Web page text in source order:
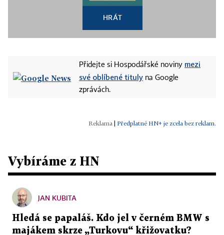
HRÁT
Přidejte si Hospodářské noviny mezi
své oblíbené tituly na Google
zprávách.
Předplatné HN+ je zcela bez reklam.
Vybíráme z HN
JAN KUBITA
Hledá se papaláš. Kdo jel v černém BMW s
majákem skrze „Turkovu“ křižovatku?